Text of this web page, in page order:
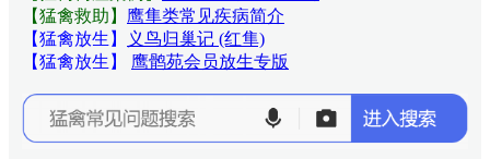
【猛禽救助】 鹰隼类常见疾病简介
【猛禽放生】
义鸟归巢记 (红隼)
【猛禽放生】
鹰鹘苑会员放生专版